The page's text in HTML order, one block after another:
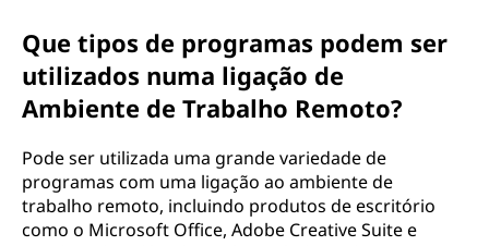
Que tipos de programas podem ser
utilizados numa ligação de
Ambiente de Trabalho Remoto?
Pode ser utilizada uma grande variedade de
programas com uma ligação ao ambiente de
trabalho remoto, incluindo produtos de escritório
como o Microsoft Office, Adobe Creative Suite e